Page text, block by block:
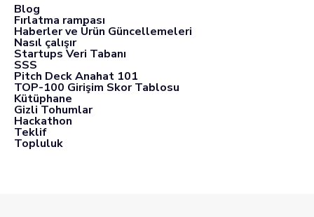
Blog
Fırlatma rampası
Haberler ve Ürün Güncellemeleri
Nasıl çalışır
Startups Veri Tabanı
SSS
Pitch Deck Anahat 101
TOP-100 Girişim Skor Tablosu
Kütüphane
Gizli Tohumlar
Hackathon
Teklif
Topluluk